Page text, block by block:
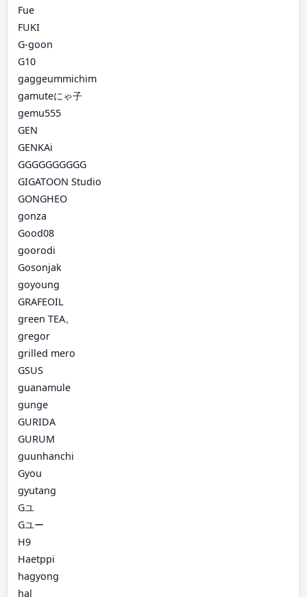
Fue
FUKI
G-goon
G10
gaggeummichim
gamuteにゃ子
gemu555
GEN
GENKAi
GGGGGGGGGG
GIGATOON Studio
GONGHEO
gonza
Good08
goorodi
Gosonjak
goyoung
GRAFEOIL
green TEA。
gregor
grilled mero
GSUS
guanamule
gunge
GURIDA
GURUM
guunhanchi
Gyou
gyutang
Gユ
Gユー
H9
Haetppi
hagyong
hal